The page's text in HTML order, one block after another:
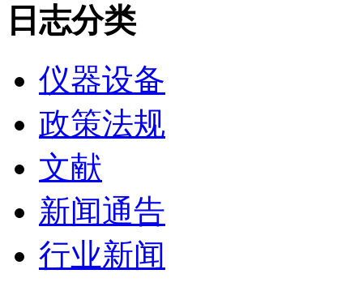
日志分类
仪器设备
政策法规
文献
新闻通告
行业新闻